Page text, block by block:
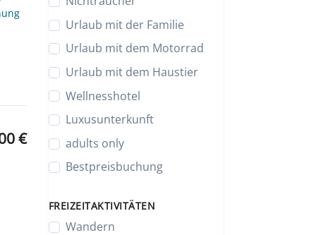
€
Urlaub mit der Familie
Urlaub mit dem Motorrad
Urlaub mit dem Haustier
Wellnesshotel
Luxusunterkunft
adults only
Bestpreisbuchung
FREIZEITAKTIVITÄTEN
Wandern